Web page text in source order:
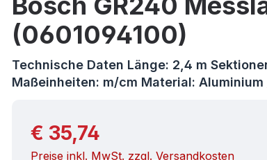
(0601094100)
Technische Daten Länge: 2,4 m
Maßeinheiten: m/cm Material: Aluminium
Regulärer Preis:
€ 35,74
Preise inkl. MwSt. zzgl. Versandkosten